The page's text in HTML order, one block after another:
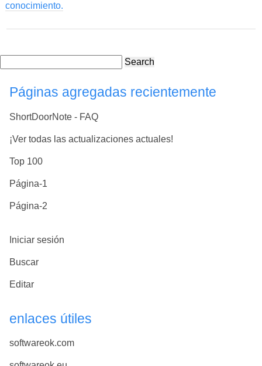
conocimiento.
Search
Páginas agregadas recientemente
ShortDoorNote - FAQ
¡Ver todas las actualizaciones actuales!
Top 100
Página-1
Página-2
Iniciar sesión
Buscar
Editar
enlaces útiles
softwareok.com